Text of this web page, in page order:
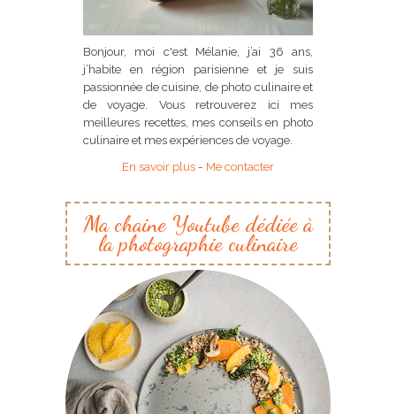
Bonjour, moi c'est Mélanie, j’ai 36 ans,
j’habite en région parisienne et je suis
passionnée de cuisine, de photo culinaire et
de voyage. Vous retrouverez ici mes
meilleures recettes, mes conseils en photo
culinaire et mes expériences de voyage.
En savoir plus - Me contacter
Ma chaine Youtube dédiée à
la photographie culinaire